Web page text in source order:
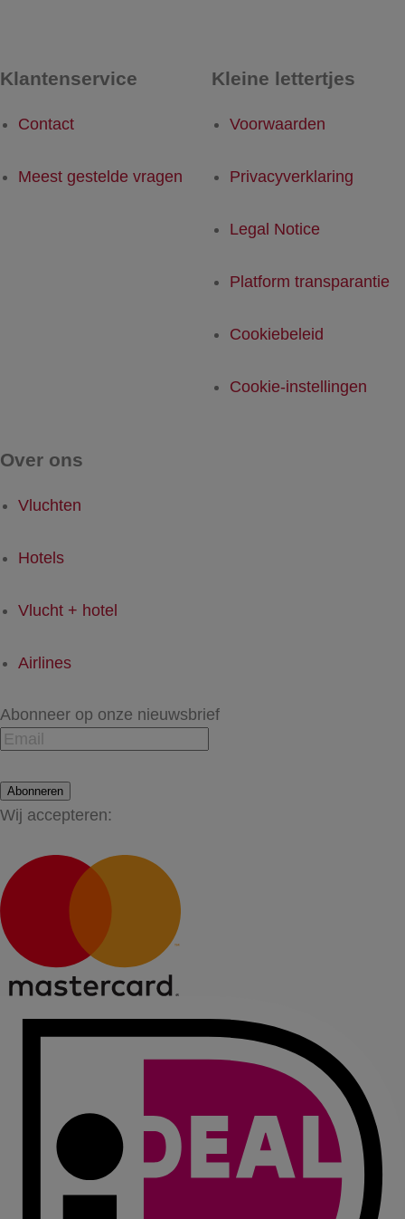
Klantenservice
Contact
Meest gestelde vragen
Kleine lettertjes
Voorwaarden
Privacyverklaring
Legal Notice
Platform transparantie
Cookiebeleid
Cookie-instellingen
Over ons
Vluchten
Hotels
Vlucht + hotel
Airlines
Abonneer op onze nieuwsbrief
Abonneren
Wij accepteren: